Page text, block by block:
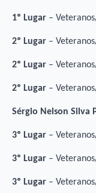
1º Lugar –
2º Lugar –
2º Lugar –
2º Lugar –
Sérgio Nelson Silva
3º Lugar –
3º Lugar –
3º Lugar –